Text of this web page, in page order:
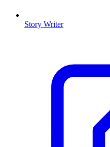
Story Writer